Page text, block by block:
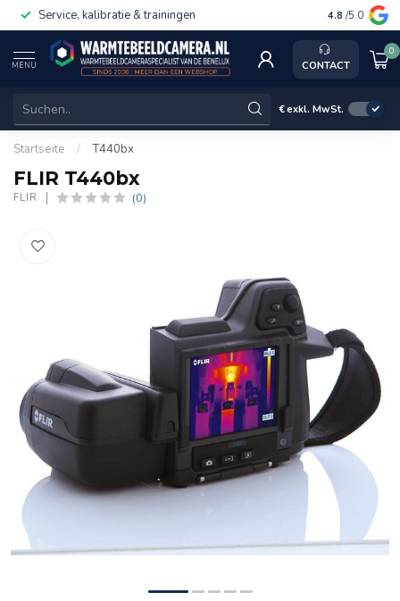
Service, kalibratie & trainingen 4.8 /5.0
MENU CONTACT
0
€exkl. MwSt.
Startseite / T440bx
FLIR T440bx
FLIR (0)